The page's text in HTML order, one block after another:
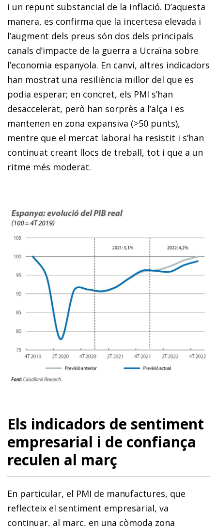
i un repunt substancial de la inflació. D’aquesta
manera, es confirma que la incertesa elevada i
l’augment dels preus són dos dels principals
canals d’impacte de la guerra a Ucraïna sobre
l’economia espa­nyola. En canvi, altres indicadors
han mostrat una resiliència millor del que es
podia esperar; en concret, els PMI s’han
desaccelerat, però han sorprès a l’alça i es
mantenen en zona expansiva (>50 punts),
mentre que el mercat laboral ha resistit i s’han
continuat creant llocs de treball, tot i que a un
ritme més moderat.
Els indicadors de sentiment
empresarial i de confiança
reculen al març
En particular, el PMI de manufactures, que
reflecteix el sentiment empresarial, va
continuar, al març, en una còmoda zona